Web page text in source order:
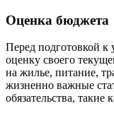
Оценка бюджета
Перед подготовкой к
оценку своего
на жилье, питание,
жизненно важные
обязательства,